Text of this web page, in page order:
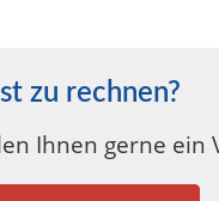
zu rechnen?
Ihnen gerne ein